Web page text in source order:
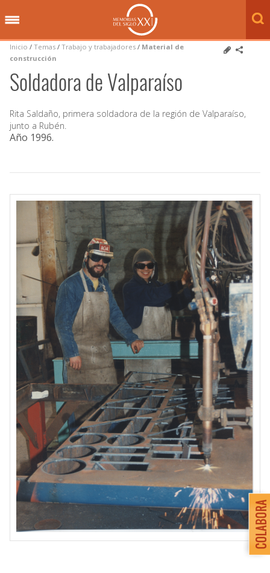
Inicio / Temas / Trabajo y trabajadores / Material de
construcción
Soldadora de Valparaíso
Rita Saldaño, primera soldadora de la región de Valparaíso,
junto a Rubén.
Año 1996.